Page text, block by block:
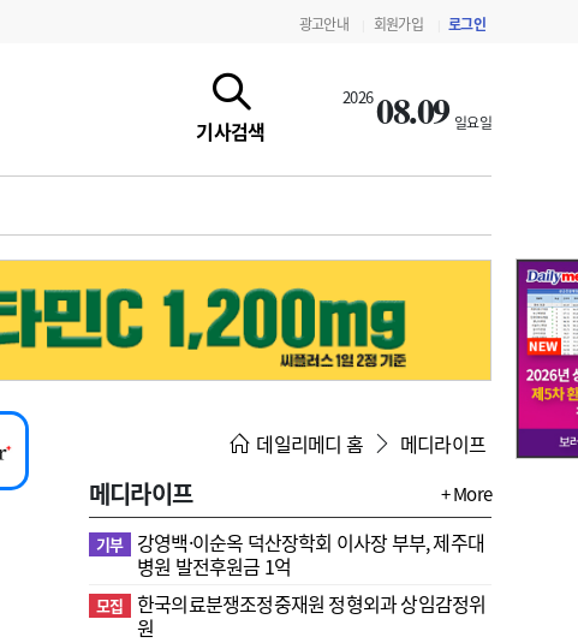
광고안내 회원가입 로그인
기사검색
202608.09 일요일
약제급여 심사 결과
데일리메디 홈 메디라이프
메디라이프 + More
기부
강영백·이순옥 덕산장학회 이사장 부부, 제주대
병원 발전후원금 1억
모집
한국의료분쟁조정중재원 정형외과 상임감정위
원